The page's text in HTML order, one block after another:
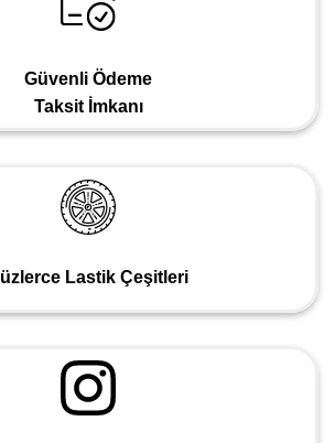
Güvenli Ödeme
Taksit İmkanı
Lastik Çeşitleri